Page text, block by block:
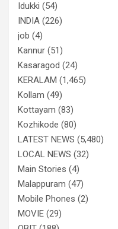
Idukki (54)
INDIA (226)
job (4)
Kannur (51)
Kasaragod (24)
KERALAM (1,465)
Kollam (49)
Kottayam (83)
Kozhikode (80)
LATEST NEWS (5,480)
LOCAL NEWS (32)
Main Stories (4)
Malappuram (47)
Mobile Phones (2)
MOVIE (29)